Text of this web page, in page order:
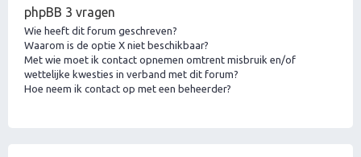
phpBB 3 vragen
Wie heeft dit forum geschreven?
Waarom is de optie X niet beschikbaar?
Met wie moet ik contact opnemen omtrent misbruik en/of
wettelijke kwesties in verband met dit forum?
Hoe neem ik contact op met een beheerder?